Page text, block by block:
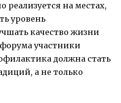
реализуется на местах,
уровень
качество жизни
участники
должна стать
а не только